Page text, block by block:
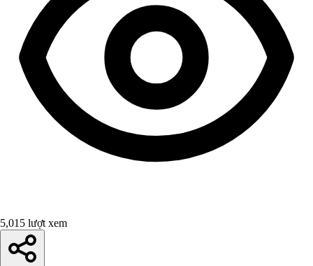
5,015 lượt xem